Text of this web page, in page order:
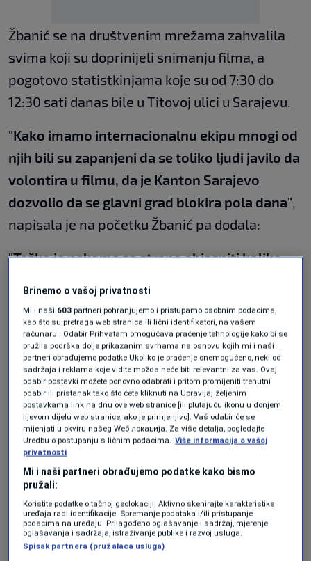
Žbanić se na društvenim mrežama zahvalila
svima koji su doprinijeli snimanju filma, a
pogotovo statistkinjama koje su od 7:30 do
12:30 sati danas bile u Titovoj ulici u Sarajevu.
"Kako imamo internacionalnu ekipu mnogi od
njih bili su zapanjeni da se toliko ljudi javilo da
volontira u filmu, da je Kanton Sarajevo
dozvolio da se glavni grad blokira pola dana",
napisala je na početku Žbanić pa dodala:
"Teško je nekome sa strane objasniti koliko
poštovanja imaju za žene Srebrenice."
+ 3
POGLEDAJTE GALERIJU
Brinemo o vašoj privatnosti
Mi i naši 603 partneri pohranjujemo i pristupamo osobnim podacima,
kao što su pretraga web stranica ili lični identifikatori, na vašem
računaru . Odabir Prihvatam omogućava praćenje tehnologije kako bi se
pružila podrška dolje prikazanim svrhama na osnovu kojih mi i naši
partneri obrađujemo podatke Ukoliko je praćenje onemogućeno, neki od
sadržaja i reklama koje vidite možda neće biti relevantni za vas. Ovaj
odabir postavki možete ponovno odabrati i pritom promijeniti trenutni
odabir ili pristanak tako što ćete kliknuti na Upravljaj željenim
postavkama link na dnu ove web stranice [ili plutajuću ikonu u donjem
lijevom dijelu web stranice, ako je primjenjivo]. Vaš odabir će se
mijenjati u okviru našeg Wеб локација. Za više detalja, pogledajte
Uredbu o postupanju s ličnim podacima. Više informacija o vašoj
privatnosti
Mi i naši partneri obrađujemo podatke kako bismo
pružali:
Koristite podatke o tačnoj geolokaciji. Aktivno skenirajte karakteristike
uređaja radi identifikacije. Spremanje podataka i/ili pristupanje
podacima na uređaju. Prilagođeno oglašavanje i sadržaj, mjerenje
oglašavanja i sadržaja, istraživanje publike i razvoj usluga.
Spisak partnera (pružalaca usluga)